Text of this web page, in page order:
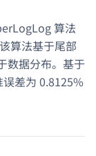
算法
算法基于尾部
数据分布。基于
差为 0.8125%